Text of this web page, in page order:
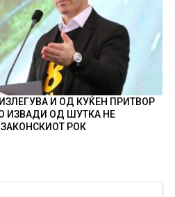
И ОД КУЌЕН ПРИТВОР
ИЗВАДИ ОД ШУТКА НЕ
РОК